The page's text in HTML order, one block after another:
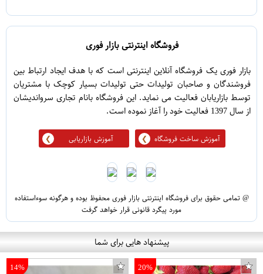
فروشگاه اینترنتی بازار فوری
بازار فوری یک فروشگاه آنلاین اینترنتی است که با هدف ایجاد ارتباط بین
فروشندگان و صاحبان تولیدات حتی تولیدات بسیار کوچک با مشتریان
توسط بازاریابان فعالیت می نماید. این فروشگاه بانام تجاری سرواندیشان
از سال 1397 فعالیت خود را آغاز نموده است.
آموزش ساخت فروشگاه آموزش بازاریابی
@ تمامی حقوق برای فروشگاه اینترنتی بازار فوری محفوظ بوده و هرگونه سوءاستفاده
مورد پیگرد قانونی قرار خواهد گرفت
پیشنهاد هایی برای شما
20%
14%